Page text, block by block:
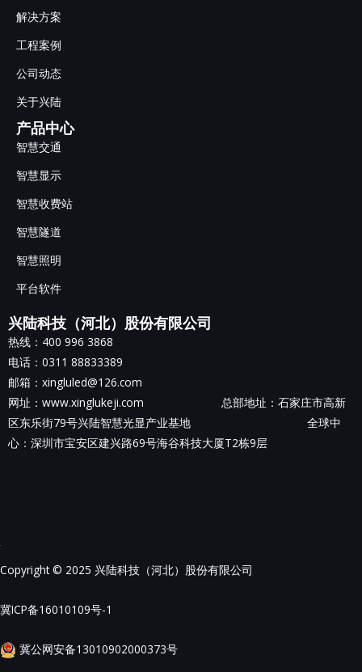
解决方案
工程案例
公司动态
关于兴陆
产品中心
智慧交通
智慧显示
智慧收费站
智慧隧道
智慧照明
平台软件
兴陆科技（河北）股份有限公司
热线：400 996 3868
电话：0311 88833389
邮箱：xingluled@126.com
网址：www.xinglukeji.com 总部地址： 石家庄市高新
区东乐街79号兴陆智慧光显产业基地 全球中
心：深圳市宝安区建兴路69号海谷科技大厦T2栋9层
Copyright © 2025 兴陆科技（河北）股份有限公司
冀ICP备16010109号-1
冀公网安备13010902000373号